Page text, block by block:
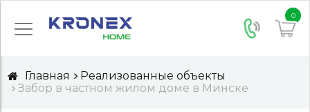
0
Главная
Реализованные объекты
Забор в частном жилом доме в Минске